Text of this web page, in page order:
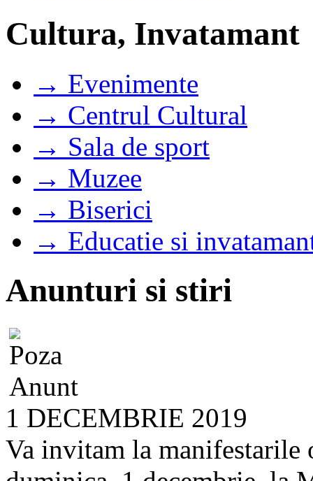
Cultura, Invatamant
→ Evenimente
→ Centrul Cultural
→ Sala de sport
→ Muzee
→ Biserici
→ Educatie si
Anunturi si stiri
1 DECEMBRIE 2019
Va invitam la manifestarile